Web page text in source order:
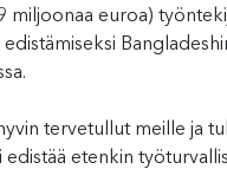
miljoonaa euroa)
tervetullut meille ja
edistää etenkin